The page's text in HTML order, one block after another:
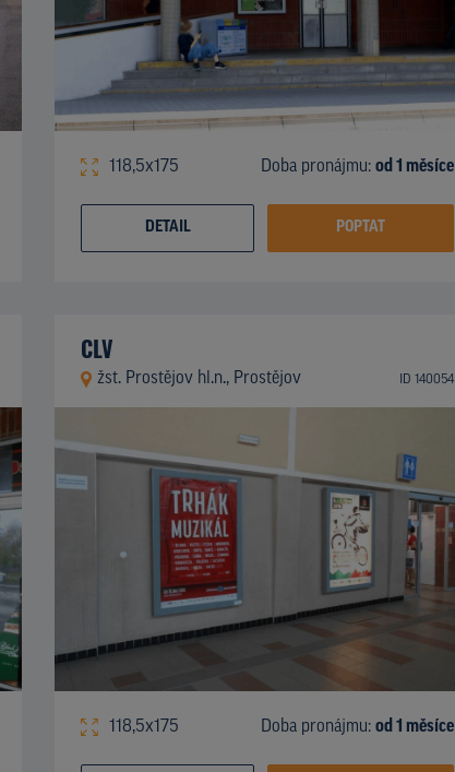
118,5x175 Doba pronájmu: od 1 měsíce
DETAIL POPTAT
CLV
žst. Prostějov hl.n., Prostějov ID 140054
118,5x175 Doba pronájmu: od 1 měsíce